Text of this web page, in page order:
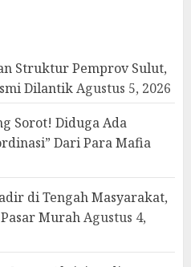
Struktur Pemprov Sulut,
DilantikAgustus 5, 2026
Sorot! Diduga Ada
Dari Para Mafia
di Tengah Masyarakat,
MurahAgustus 4,